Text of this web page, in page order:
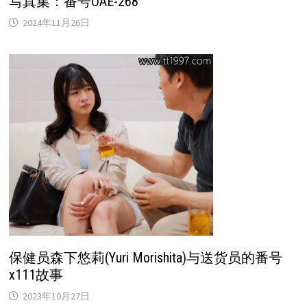
2024年11月26日
保健员森下悠莉(Yuri Morishita)与送货员的番号
x111故事
2023年10月27日